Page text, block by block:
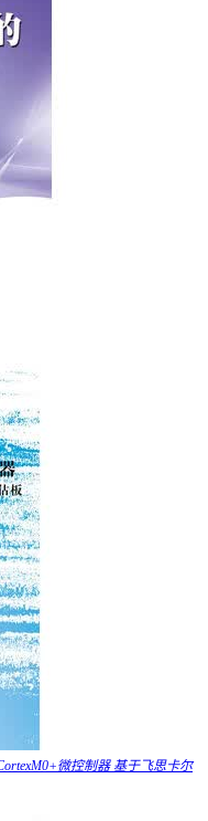
微控制器 基于飞思卡尔